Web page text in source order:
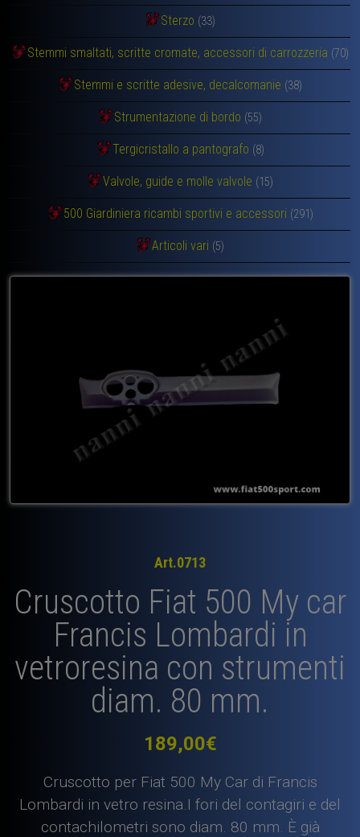
Sterzo (33)
Stemmi smaltati, scritte cromate, accessori di carrozzeria (70)
Stemmi e scritte adesive, decalcomanie (38)
Strumentazione di bordo (55)
Tergicristallo a pantografo (8)
Valvole, guide e molle valvole (15)
500 Giardiniera ricambi sportivi e accessori (291)
Articoli vari (5)
Art.0713
Cruscotto Fiat 500 My car
Francis Lombardi in
vetroresina con strumenti
diam. 80 mm.
189,00€
Cruscotto per Fiat 500 My Car di Francis
Lombardi in vetro resina.I fori del contagiri e del
contachilometri sono diam. 80 mm. È già